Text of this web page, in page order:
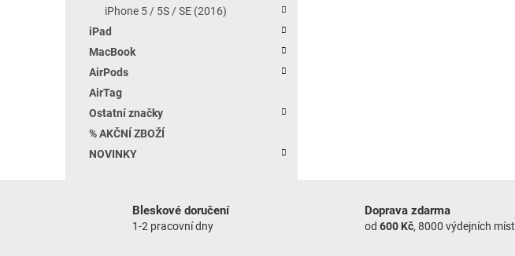
iPhone 5 / 5S / SE (2016)
iPad
MacBook
AirPods
AirTag
Ostatní značky
% AKČNÍ ZBOŽÍ
NOVINKY
Bleskové doručení
1-2 pracovní dny
Doprava zdarma
od 600 Kč, 8000 výdejních míst